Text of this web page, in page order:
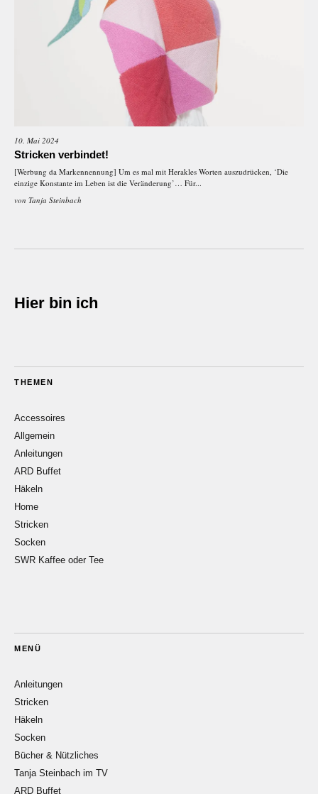
10. Mai 2024
Stricken verbindet!
[Werbung da Markennennung] Um es mal mit Herakles Worten auszudrücken, ‘Die
einzige Konstante im Leben ist die Veränderung’… Für...
von Tanja Steinbach
Hier bin ich
THEMEN
Accessoires
Allgemein
Anleitungen
ARD Buffet
Häkeln
Home
Stricken
Socken
SWR Kaffee oder Tee
MENÜ
Anleitungen
Stricken
Häkeln
Socken
Bücher & Nützliches
Tanja Steinbach im TV
ARD Buffet